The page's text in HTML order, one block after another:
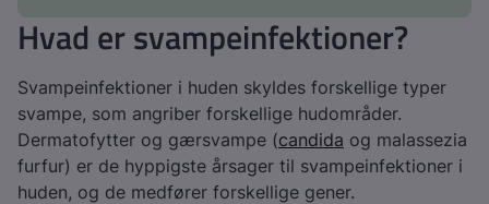
Hvad er svampeinfektioner?
Svampeinfektioner i huden skyldes forskellige typer
svampe, som angriber forskellige hudområder.
Dermatofytter og gærsvampe (candida og malassezia
furfur) er de hyppigste årsager til svampeinfektioner i
huden, og de medfører forskellige gener.